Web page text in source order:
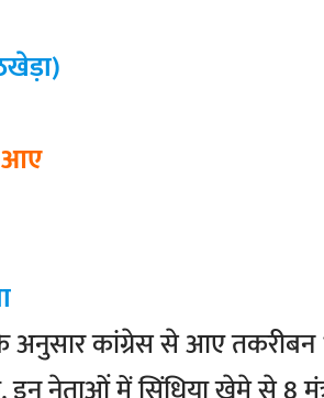
आए
कांग्रेस से आए तकरीबन